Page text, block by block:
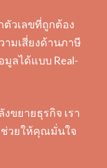
ตัวเลขที่ถูกต้อง
มเสี่ยงด้านภาษี
ลได้แบบ Real-
ขยายธุรกิจ เรา
ช่วยให้คุณมั่นใจ